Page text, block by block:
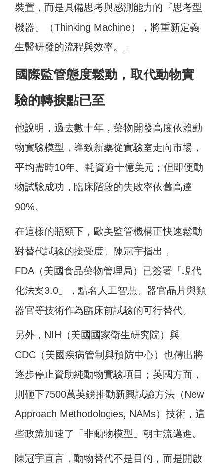
裝置，而是具備思考與感測能力的『思考型
機器』（Thinking Machine），將重新定義
生醫研發的流程與效率。」
國際監管態度鬆動，取代動物實
驗的轉捩點已至
他說明，過去數十年，藥物開發高度依賴動
物實驗模型，導致新藥從實驗室走向市場，
平均需時10年、耗資逾十億美元；但即便動
物試驗成功，臨床階段的失敗率依舊高達
90%。
在這樣的瓶頸下，歐美監管機構正快速鬆動
對替代試驗的接受度。陳冠宇指出，
FDA（美國食品藥物管理局） 已簽署「現代
化法案3.0」，點名人工智慧、器官晶片與類
器官等技術作為臨床前試驗的可行替代。
另外，NIH（美國國家衛生研究院） 與
CDC（美國疾病管制與預防中心）也傳出將
逐步停止資助純動物實驗項目；英國方面，
則砸下7500萬英鎊推動新興試驗方法（New
Approach Methodologies, NAMs） 技術，這
些政策加速了「非動物模型」朝主流邁進。
陳冠宇直言，動物替代不是目的，而是開啟